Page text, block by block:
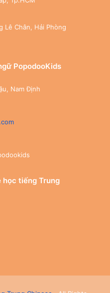
Lê Chân, Hải Phòng
PopodooKids
Nam Định
học tiếng Trung